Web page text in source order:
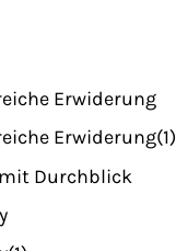
Erwiderung
Erwiderung(1)
Durchblick